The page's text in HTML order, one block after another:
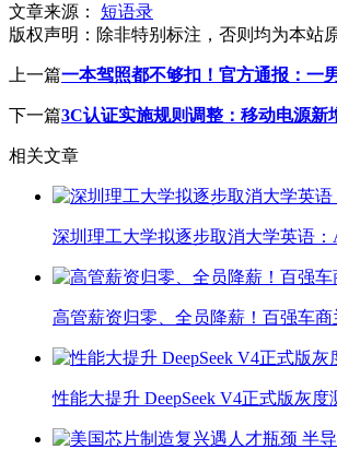
文章来源：
短语录
版权声明： 除非特别标注，否则均为本站
上一篇一本驾照都不够扣！官方通报：一
下一篇3C认证实施规则调整：移动电源新
相关文章
深圳理工大学拟逐步取消大学英语
高管薪资归零、全员降薪！百强车
性能大提升 DeepSeek V4正式版灰